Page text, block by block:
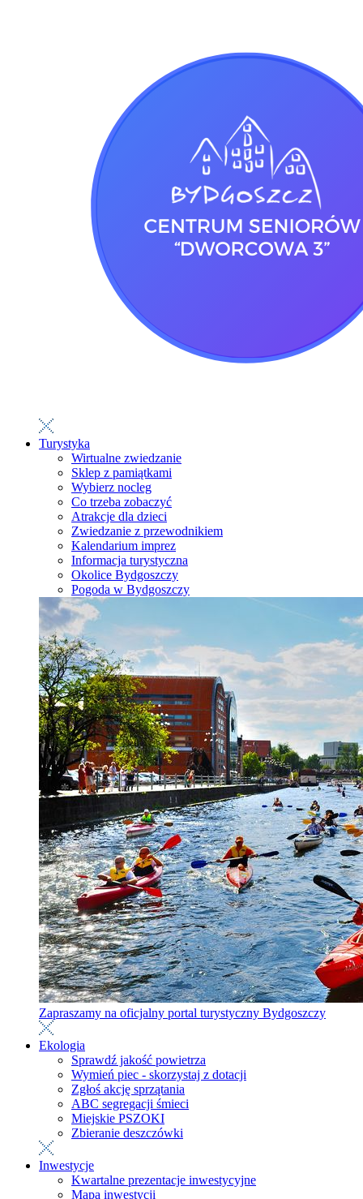
Turystyka
Wirtualne zwiedzanie
Sklep z pamiątkami
Wybierz nocleg
Co trzeba zobaczyć
Atrakcje dla dzieci
Zwiedzanie z przewodnikiem
Kalendarium imprez
Informacja turystyczna
Okolice Bydgoszczy
Pogoda w Bydgoszczy
Zapraszamy na oficjalny portal turystyczny Bydgoszczy
Ekologia
Sprawdź jakość powietrza
Wymień piec - skorzystaj z dotacji
Zgłoś akcję sprzątania
ABC segregacji śmieci
Miejskie PSZOKI
Zbieranie deszczówki
Inwestycje
Kwartalne prezentacje inwestycyjne
Mapa inwestycji